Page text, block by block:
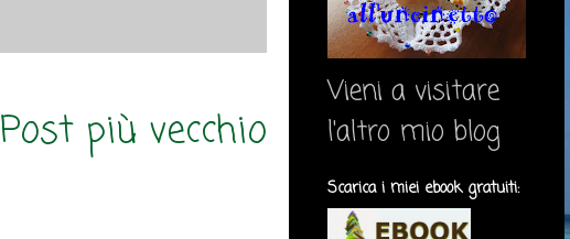
Post più vecchio
Vieni a visitare
l'altro mio blog
Scarica i miei ebook gratuiti: